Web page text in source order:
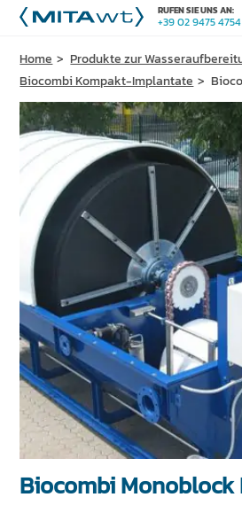
PROJEKTE
TECHNISCHE ARTIKEL
NACHRICHTEN UND
NACHHALTIGKEIT
RUFEN SIE UNS AN:
+39 02 9475 4754
PRODUKTE
ANWENDUNGEN und LÖSUNGEN
DIENSTLEISTUNGEN und
ÜBER UNS
KONTAKT
RUFEN SIE UNS AN: +39 02 9475 4754
Home
Produkte zur
Biocombi Kompakt-Implantate
Biocombi Monoblock